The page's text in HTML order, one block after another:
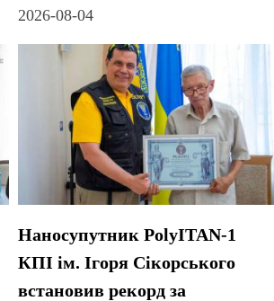
2026-08-04
Наносупутник PolyITAN-1
КПІ ім. Ігоря Сікорського
встановив рекорд за